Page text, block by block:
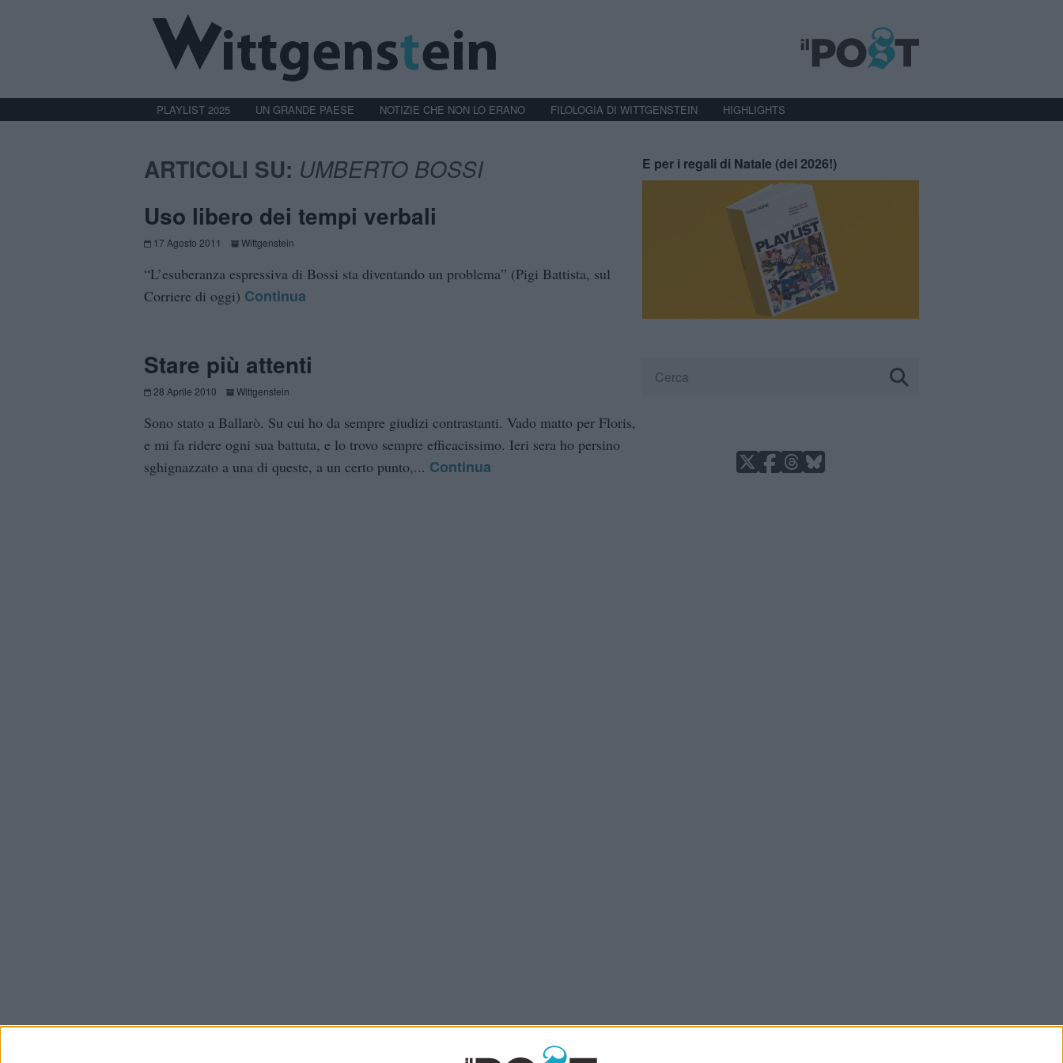
PLAYLIST 2025 UN GRANDE PAESE NOTIZIE CHE NON LO ERANO FILOLOGIA DI WITTGENSTEIN HIGHLIGHTS
ARTICOLI SU: UMBERTO BOSSI
Uso libero dei tempi verbali
17 Agosto 2011 Wittgenstein
“L’esuberanza espressiva di Bossi sta diventando un problema” (Pigi Battista, sul
Corriere di oggi) Continua
Stare più attenti
28 Aprile 2010 Wittgenstein
Sono stato a Ballarò. Su cui ho da sempre giudizi contrastanti. Vado matto per Floris,
e mi fa ridere ogni sua battuta, e lo trovo sempre efficacissimo. Ieri sera ho persino
sghignazzato a una di queste, a un certo punto,... Continua
E per i regali di Natale (del 2026!)